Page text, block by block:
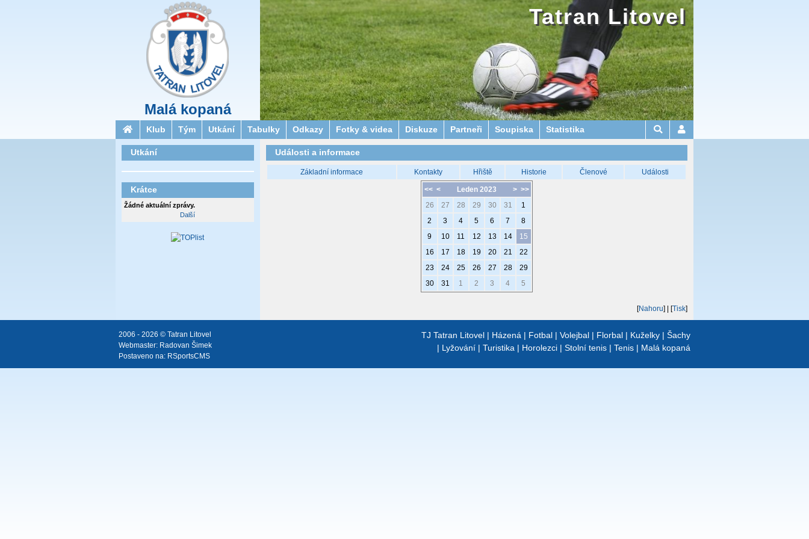
Malá kopaná
Tatran Litovel
Klub Tým Utkání Tabulky Odkazy Fotky & videa Diskuze Partneři Soupiska Statistika
Události a informace
Základní informace Kontakty Hřiště Historie Členové Události
<< < > >>
Leden 2023
26
27 28 29 30 31
1
2
3 4 5 6 7
8
9
10 11 12 13 14
15
16
17 18 19 20 21
22
23
24 25 26 27 28
29
30
31 1 2 3 4 5
[Nahoru] | [Tisk]
Utkání
Krátce
Žádné aktuální zprávy.
Další
TJ Tatran Litovel | Házená | Fotbal | Volejbal | Florbal | Kuželky | Šachy
| Lyžování | Turistika | Horolezci | Stolní tenis | Tenis | Malá kopaná
2006 - 2026 © Tatran Litovel
Webmaster: Radovan Šimek
Postaveno na: RSportsCMS